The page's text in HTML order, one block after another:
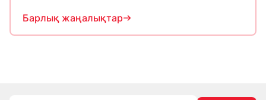
Барлық жаңалықтар